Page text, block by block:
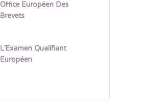
Office Européen Des
Brevets
L’Examen Qualifiant
Européen